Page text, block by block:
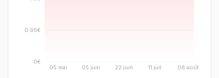
05 mai 05 juin 22 juin 11 juil. 08 août
0€
0.95€